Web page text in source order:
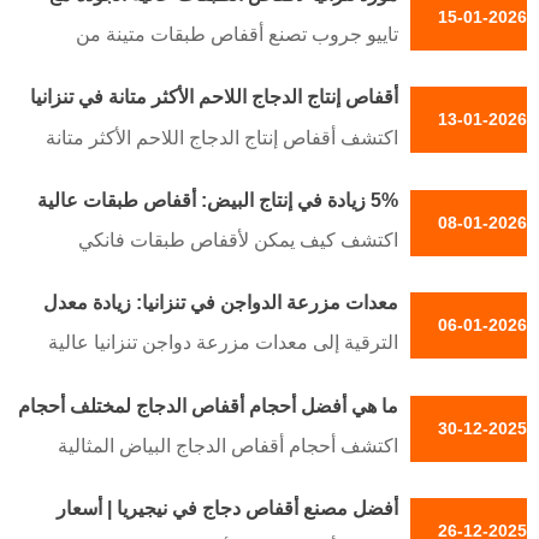
لزيادة الإنتاجية بنسبة 40%. احصل على نصائح
الزراعة الذكية.
15-01-2026
تاييو جروب تصنع أقفاص طبقات متينة من
من المصنع، وتصميمًا مقاومًا للتآكل، ودعمًا فنيًا
محليًا لمزارع الدواجن.
13-01-2026
أقفاص إنتاج الدجاج اللاحم الأكثر متانة في تنزانيا
اكتشف أقفاص إنتاج الدجاج اللاحم الأكثر متانة
محلية وخدمة مضمونة لمزارع الدواجن. متانة
98.7%، عمر افتراضي أكثر من 10 سنوات
08-01-2026
5% زيادة في إنتاج البيض: أقفاص طبقات عالية
اكتشف كيف يمكن لأقفاص طبقات فانكي
إنتاج البيض بنسبة 25%. متينة، صحية،
ومدعومة محليًا لنجاح الدواجن.
06-01-2026
معدات مزرعة الدواجن في تنزانيا: زيادة معدل
البقاء على قيد الحياة بنسبة 20%
الترقية إلى معدات مزرعة دواجن تنزانيا عالية
بقاء القطيع بنسبة 20% وتحقيق تربية دواجن
مربحة ومستدامة.
30-12-2025
ما هي أفضل أحجام أقفاص الدجاج لمختلف أحجام
تربية الدواجن في إثيوبيا؟
اكتشف أحجام أقفاص الدجاج البياض المثالية
الصغيرة إلى الكبيرة. توصيات الخبراء حول
26-12-2025
أفضل مصنع أقفاص دجاج في نيجيريا | أسعار